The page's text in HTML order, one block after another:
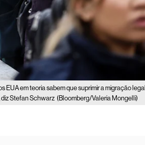
EUA em teoria sabem que suprimir a migração legal
Stefan Schwarz (Bloomberg/Valeria Mongelli)